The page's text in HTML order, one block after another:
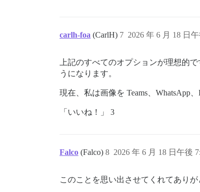
carlh-foa (CarlH) 2026 年 6 月 18 日
7
上記のすべてのオプションが理想的
うになります。
現在、私は画像を Teams、WhatsApp
「いいね！」 3
Falco (Falco) 2026 年 6 月 18 日午後
8
このことを思い出させてくれてありが